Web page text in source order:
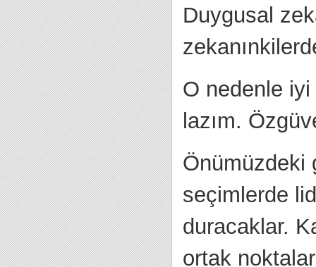
Duygusal
O nedenle
lazım.
Önümüzdeki
seçimlerde
duracaklar.
ortak